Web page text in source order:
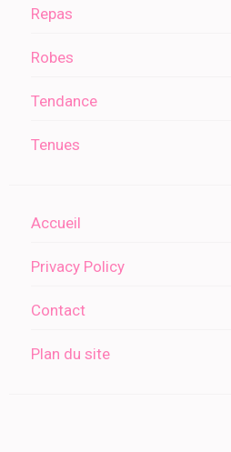
Repas
Robes
Tendance
Tenues
Accueil
Privacy Policy
Contact
Plan du site